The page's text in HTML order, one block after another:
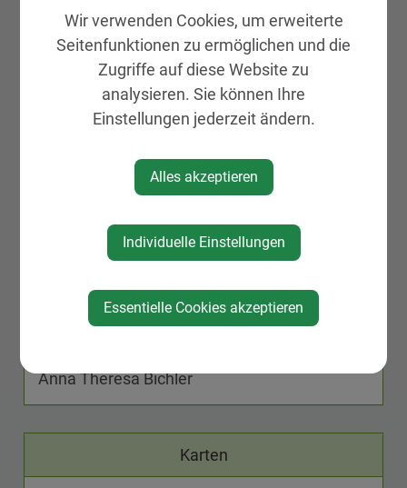
Veranstaltungsort
Gesundheitszentrum St. Peter in der Au
3352 St. Peter in der Au
Veranstalter
Anna Theresa Bichler
Karten
Wir verwenden Cookies, um erweiterte
Seitenfunktionen zu ermöglichen und die
Zugriffe auf diese Website zu
analysieren. Sie können Ihre
Einstellungen jederzeit ändern.
Alles akzeptieren
Individuelle Einstellungen
Essentielle Cookies akzeptieren